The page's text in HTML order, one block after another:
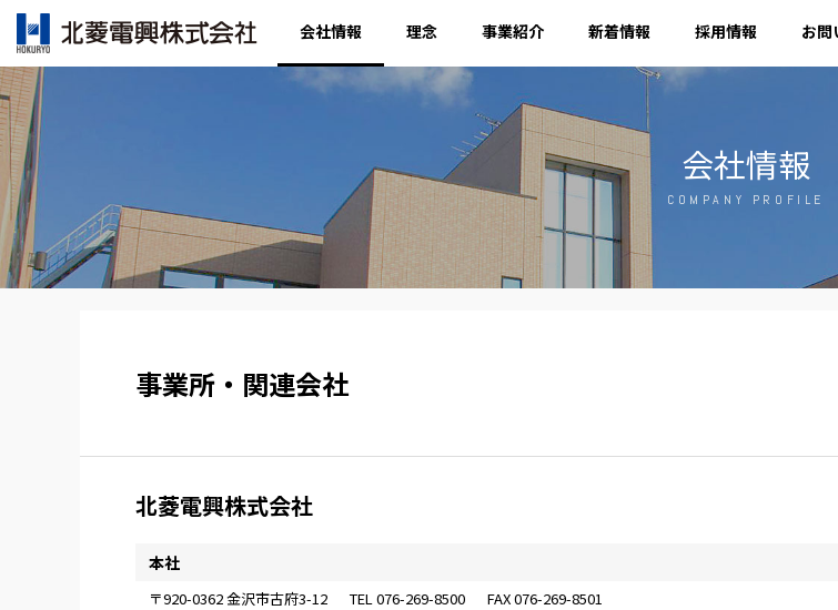
会社情報 理念 事業紹介 新着情報 採用情報 お問
会社情報
COMPANY PROFILE
事業所・関連会社
北菱電興株式会社
本社
〒920-0362 金沢市古府3-12 076-269-8500 076-269-8501